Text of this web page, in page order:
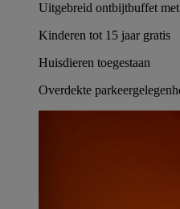
Uitgebreid ontbijtbuffet
Kinderen tot 15 jaar gratis
Huisdieren toegestaan
Overdekte